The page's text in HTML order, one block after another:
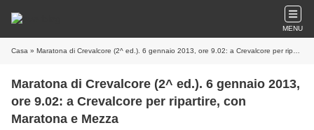
MENU
Casa » Maratona di Crevalcore (2^ ed.). 6 gennaio 2013, ore 9.02: a Crevalcore per ripartire, con Maratona e Mezza
Maratona di Crevalcore (2^ ed.). 6 gennaio 2013,
ore 9.02: a Crevalcore per ripartire, con
Maratona e Mezza